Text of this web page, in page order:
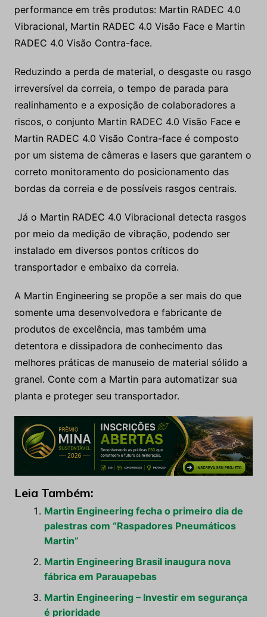
performance em três produtos: Martin RADEC 4.0
Vibracional, Martin RADEC 4.0 Visão Face e Martin
RADEC 4.0 Visão Contra-face.
Reduzindo a perda de material, o desgaste ou rasgo
irreversível da correia, o tempo de parada para
realinhamento e a exposição de colaboradores a
riscos, o conjunto Martin RADEC 4.0 Visão Face e
Martin RADEC 4.0 Visão Contra-face é composto
por um sistema de câmeras e lasers que garantem o
correto monitoramento do posicionamento das
bordas da correia e de possíveis rasgos centrais.
Já o Martin RADEC 4.0 Vibracional detecta rasgos
por meio da medição de vibração, podendo ser
instalado em diversos pontos críticos do
transportador e embaixo da correia.
A Martin Engineering se propõe a ser mais do que
somente uma desenvolvedora e fabricante de
produtos de excelência, mas também uma
detentora e dissipadora de conhecimento das
melhores práticas de manuseio de material sólido a
granel. Conte com a Martin para automatizar sua
planta e proteger seu transportador.
Leia Também:
Martin Engineering fecha o primeiro dia de
palestras com “Raspadores Pneumáticos
Martin”
Martin Engineering Brasil inaugura nova
fábrica em Parauapebas
Martin Engineering – Investir em segurança
é prioridade